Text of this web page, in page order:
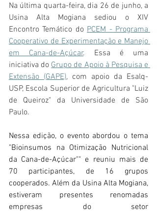
Na última quarta-feira, dia 26 de junho, a
Usina Alta Mogiana sediou o XIV
Encontro Temático do PCEM - Programa
Cooperativo de Experimentação e Manejo
em Cana-de-Açúcar. Essa é uma
iniciativa do Grupo de Apoio à Pesquisa e
Extensão (GAPE), com apoio da Esalq-
USP, Escola Superior de Agricultura "Luiz
de Queiroz" da Universidade de São
Paulo.
Nessa edição, o evento abordou o tema
"Bioinsumos na Otimização Nutricional
da Cana-de-Açúcar"" e reuniu mais de
70 participantes, de 16 grupos
cooperados. Além da Usina Alta Mogiana,
estiveram presentes renomadas
empresas do setor